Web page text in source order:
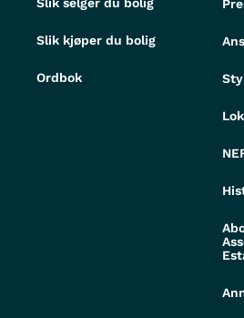
Slik selger du bolig
Slik kjøper du bolig
Ordbok